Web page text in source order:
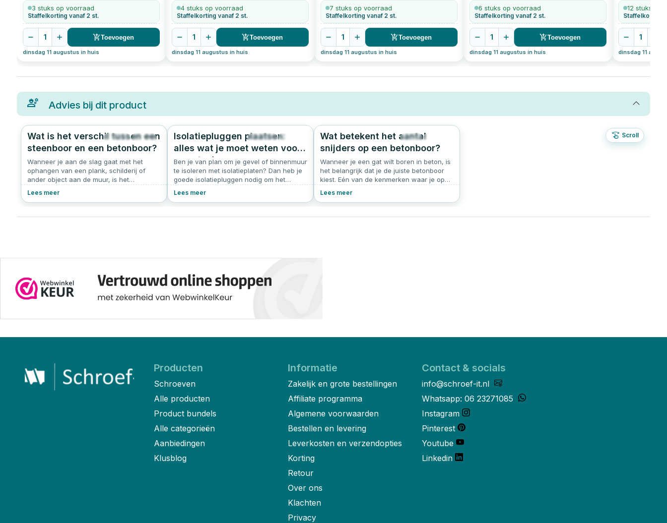
3 stuks op voorraad
Staffelkorting vanaf 2 st.
1 Toevoegen
dinsdag 11 augustus in huis
4 stuks op voorraad
Staffelkorting vanaf 2 st.
1 Toevoegen
dinsdag 11 augustus in huis
7 stuks op voorraad
Staffelkorting vanaf 2 st.
1 Toevoegen
dinsdag 11 augustus in huis
6 stuks op voorraad
Staffelkorting vanaf 2 st.
1 Toevoegen
dinsdag 11 augustus in huis
12 stuks op
Staffelkorting
1
dinsdag 11
Advies bij dit product
Scroll
442 4.7
Wat is het verschil tussen een
steenboor en een betonboor?
Wanneer je aan de slag gaat met het
ophangen van een plank, schilderij of
ander object aan de muur, is het
Zeker als je door harde materialen zoals
veelgebruikte boortypes zijn de steenboor
Lees meer
1234
Isolatiepluggen plaatsen:
alles wat je moet weten voor
een stevige en
koudebrugvrije bevestiging
Ben je van plan om je gevel of binnenmuur
te isoleren met isolatieplaten? Dan heb je
goede isolatiepluggen nodig om het
gebruik je isolatiepluggen precies, welke
kunststof of metalen pinnen? In dit artikel
ondergronden zoals beton of baksteen.
Lees meer
41
Wat betekent het aantal
snijders op een betonboor?
Wanneer je een gat wilt boren in beton, is
het belangrijk dat je de juiste betonboor
kiest. Eén van de kenmerken waar je op
‘cutters’ genoemd) aan de boorkop. Maar
je nodig voor jouw klus?
Lees meer
Producten
Schroeven
Alle producten
Product bundels
Alle categorieën
Aanbiedingen
Klusblog
Informatie
Zakelijk en grote bestellingen
Affiliate programma
Algemene voorwaarden
Bestellen en levering
Leverkosten en verzendopties
Korting
Retour
Over ons
Klachten
Privacy
Contact & socials
info@schroef-it.nl
Whatsapp: 06 23271085
Instagram
Pinterest
Youtube
Linkedin